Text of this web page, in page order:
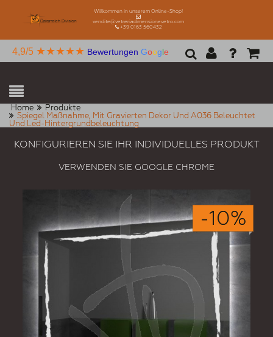
Willkommen in unserem Online-Shop!
vendite@vetreriadimensionevetro.com
+39 0163 560432
4,9/5 ★★★★★ Bewertungen Google
Home
Produkte
Spiegel Maßnahme, Mit Gravierten Dekor Und A036 Beleuchtet
Und Led-Hintergrundbeleuchtung
KONFIGURIEREN SIE IHR INDIVIDUELLES PRODUKT
VERWENDEN SIE GOOGLE CHROME
-10%